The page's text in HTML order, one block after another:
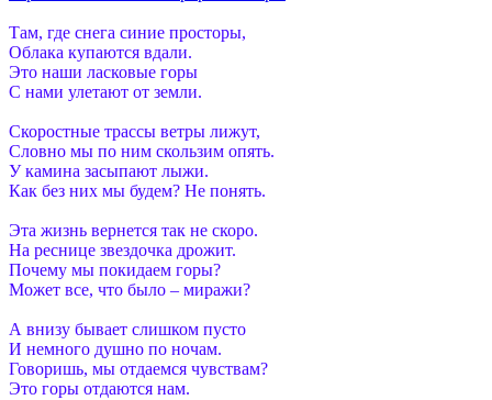
Там, где снега синие просторы,
Облака купаются вдали.
Это наши ласковые горы
С нами улетают от земли.
Скоростные трассы ветры лижут,
Словно мы по ним скользим опять.
У камина засыпают лыжи.
Как без них мы будем? Не понять.
Эта жизнь вернется так не скоро.
На реснице звездочка дрожит.
Почему мы покидаем горы?
Может все, что было – миражи?
А внизу бывает слишком пусто
И немного душно по ночам.
Говоришь, мы отдаемся чувствам?
Это горы отдаются нам.